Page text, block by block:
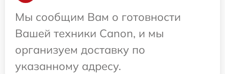
Мы сообщим Вам о готовности
Вашей техники Canon, и мы
организуем доставку по
указанному адресу.